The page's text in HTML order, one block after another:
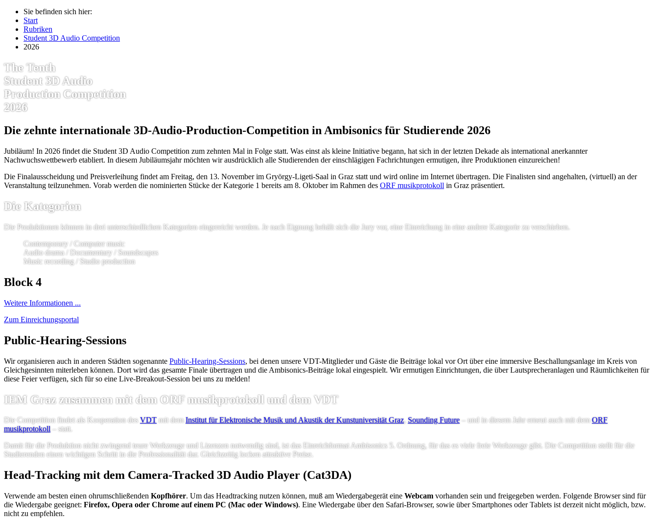
Sie befinden sich hier:
Start
Rubriken
Student 3D Audio Competition
2026
The Tenth
Student 3D Audio
Production Competition
2026
Die zehnte internationale 3D-Audio-Production-Competition in Ambisonics für Studierende 2026
Jubiläum! In 2026 findet die Student 3D Audio Competition zum zehnten Mal in Folge statt. Was einst als kleine Initiative begann, hat sich in der letzten Dekade als international anerkannter
Nachwuchswettbewerb etabliert. In diesem Jubiläumsjahr möchten wir ausdrücklich alle Studierenden der einschlägigen Fachrichtungen ermutigen, ihre Produktionen einzureichen!
Die Finalausscheidung und Preisverleihung findet am Freitag, den 13. November im Gryörgy-Ligeti-Saal in Graz statt und wird online im Internet übertragen. Die Finalisten sind angehalten, (virtuell) an der
Veranstaltung teilzunehmen. Vorab werden die nominierten Stücke der Kategorie 1 bereits am 8. Oktober im Rahmen des ORF musikprotokoll in Graz präsentiert.
Die Kategorien
Die Produktionen können in drei unterschiedlichen Kategorien eingereicht werden. Je nach Eignung behält sich die Jury vor, eine Einreichung in eine andere Kategorie zu verschieben.
Contemporary / Computer music
Audio drama / Documentary / Soundscapes
Music recording / Studio production
Block 4
Weitere Informationen ...
Zum Einreichungsportal
Public-Hearing-Sessions
Wir organisieren auch in anderen Städten sogenannte Public-Hearing-Sessions, bei denen unsere VDT-Mitglieder und Gäste die Beiträge lokal vor Ort über eine immersive Beschallungsanlage im Kreis von
Gleichgesinnten miterleben können. Dort wird das gesamte Finale übertragen und die Ambisonics-Beiträge lokal eingespielt. Wir ermutigen Einrichtungen, die über Lautsprecheranlagen und Räumlichkeiten für
diese Feier verfügen, sich für so eine Live-Breakout-Session bei uns zu melden!
IEM Graz zusammen mit dem ORF musikprotokoll und dem VDT
Die Competition findet als Kooperation des VDT mit demInstitut für Elektronische Musik und Akustik der Kunstuniversität Graz, Sounding Future – und in diesem Jahr erneut auch mit demORF
musikprotokoll– statt.
Damit für die Produktion nicht zwingend teure Werkzeuge und Lizenzen notwendig sind, ist das Einreichformat Ambisonics 5. Ordnung, für das es viele freie Werkzeuge gibt. Die Competition stellt für die
Studierenden einen wichtigen Schritt in die Professionalität dar. Gleichzeitig locken attraktive Preise.
Head-Tracking mit dem Camera-Tracked 3D Audio Player (Cat3DA)
Verwende am besten einen ohrumschließenden Kopfhörer. Um das Headtracking nutzen können, muß am Wiedergabegerät eine Webcam vorhanden sein und freigegeben werden. Folgende Browser sind für
die Wiedergabe geeignet: Firefox, Opera oder Chrome auf einem PC (Mac oder Windows). Eine Wiedergabe über den Safari-Browser, sowie über Smartphones oder Tablets ist derzeit nicht möglich, bzw.
nicht zu empfehlen.